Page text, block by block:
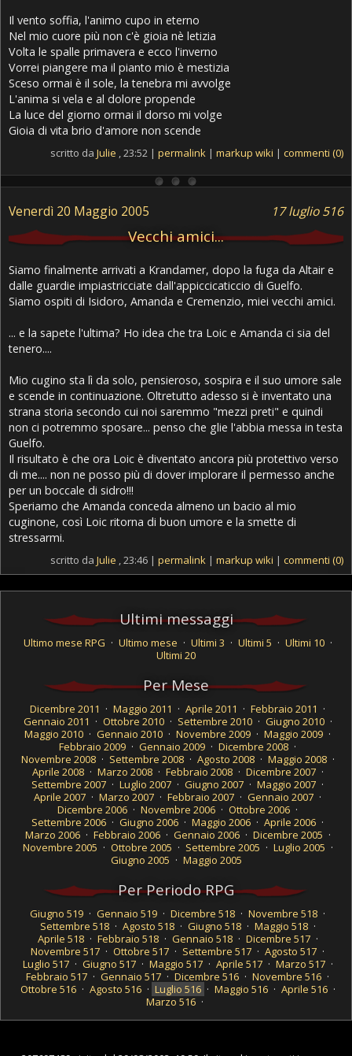
Il vento soffia, l'animo cupo in eterno
Nel mio cuore più non c'è gioia nè letizia
Volta le spalle primavera e ecco l'inverno
Vorrei piangere ma il pianto mio è mestizia
Sceso ormai è il sole, la tenebra mi avvolge
L'anima si vela e al dolore propende
La luce del giorno ormai il dorso mi volge
Gioia di vita brio d'amore non scende
scritto da Julie , 23:52 | permalink | markup wiki | commenti (0)
17 luglio 516
Venerdì 20 Maggio 2005
Vecchi amici...
Siamo finalmente arrivati a Krandamer, dopo la fuga da Altair e
dalle guardie impiastricciate dall'appiccicaticcio di Guelfo.
Siamo ospiti di Isidoro, Amanda e Cremenzio, miei vecchi amici.
... e la sapete l'ultima? Ho idea che tra Loic e Amanda ci sia del
tenero....
Mio cugino sta lì da solo, pensieroso, sospira e il suo umore sale
e scende in continuazione. Oltretutto adesso si è inventato una
strana storia secondo cui noi saremmo "mezzi preti" e quindi
non ci potremmo sposare... penso che glie l'abbia messa in testa
Guelfo.
Il risultato è che ora Loic è diventato ancora più protettivo verso
di me.... non ne posso più di dover implorare il permesso anche
per un boccale di sidro!!!
Speriamo che Amanda conceda almeno un bacio al mio
cuginone, così Loic ritorna di buon umore e la smette di
stressarmi.
scritto da Julie , 23:46 | permalink | markup wiki | commenti (0)
Ultimi messaggi
Ultimo mese RPG · Ultimo mese · Ultimi 3 · Ultimi 5 · Ultimi 10 ·
Ultimi 20
Per Mese
Dicembre 2011 · Maggio 2011 · Aprile 2011 · Febbraio 2011 ·
Gennaio 2011 · Ottobre 2010 · Settembre 2010 · Giugno 2010 ·
Maggio 2010 · Gennaio 2010 · Novembre 2009 · Maggio 2009 ·
Febbraio 2009 · Gennaio 2009 · Dicembre 2008 ·
Novembre 2008 · Settembre 2008 · Agosto 2008 · Maggio 2008 ·
Aprile 2008 · Marzo 2008 · Febbraio 2008 · Dicembre 2007 ·
Settembre 2007 · Luglio 2007 · Giugno 2007 · Maggio 2007 ·
Aprile 2007 · Marzo 2007 · Febbraio 2007 · Gennaio 2007 ·
Dicembre 2006 · Novembre 2006 · Ottobre 2006 ·
Settembre 2006 · Giugno 2006 · Maggio 2006 · Aprile 2006 ·
Marzo 2006 · Febbraio 2006 · Gennaio 2006 · Dicembre 2005 ·
Novembre 2005 · Ottobre 2005 · Settembre 2005 · Luglio 2005 ·
Giugno 2005 · Maggio 2005
Per Periodo RPG
Giugno 519 · Gennaio 519 · Dicembre 518 · Novembre 518 ·
Settembre 518 · Agosto 518 · Giugno 518 · Maggio 518 ·
Aprile 518 · Febbraio 518 · Gennaio 518 · Dicembre 517 ·
Novembre 517 · Ottobre 517 · Settembre 517 · Agosto 517 ·
Luglio 517 · Giugno 517 · Maggio 517 · Aprile 517 · Marzo 517 ·
Febbraio 517 · Gennaio 517 · Dicembre 516 · Novembre 516 ·
Ottobre 516 · Agosto 516 · Luglio 516 · Maggio 516 · Aprile 516 ·
Marzo 516 ·